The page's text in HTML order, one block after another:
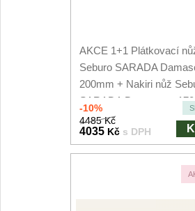
AKCE 1+1 Plátkovací
Seburo SARADA
200mm + Nakiri nůž
SARADA Damascus
-10%
4485 Kč
4035 Kč s DPH